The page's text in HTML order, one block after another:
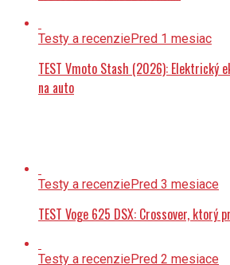
Testy a recenziePred 1 mesiac
TEST Vmoto Stash (2026): Elektrický
na auto
Testy a recenziePred 3 mesiace
TEST Voge 625 DSX: Crossover,
Testy a recenziePred 2 mesiace